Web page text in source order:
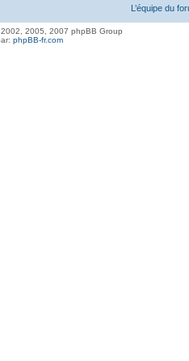
L’équipe du
2005, 2007 phpBB Group
phpBB-fr.com